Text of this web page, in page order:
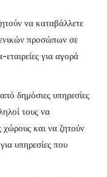
να καταβάλλετε
προσώπων σε
για αγορά
δημόσιες υπηρεσίες
τους να
χώρους και να ζητούν
υπηρεσίες που